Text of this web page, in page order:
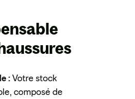
: Votre stock
composé de